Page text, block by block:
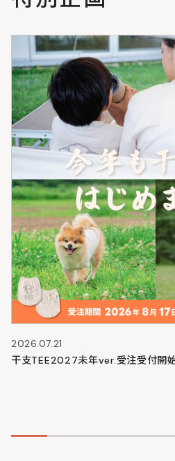
2026.07.21
干支TEE2027未年ver.受注受付開